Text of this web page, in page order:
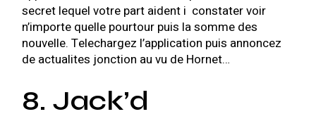
secret lequel votre part aident i constater voir
n’importe quelle pourtour puis la somme des
nouvelle. Telechargez l’application puis annoncez
de actualites jonction au vu de Hornet…
8. Jack’d